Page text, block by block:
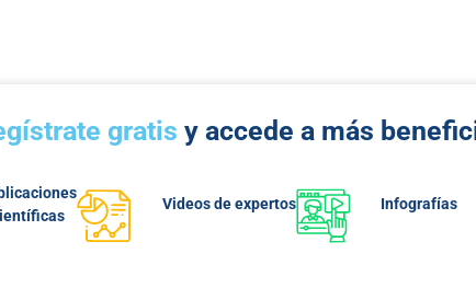
gratis y accede a más
Videos de expertos Infografías